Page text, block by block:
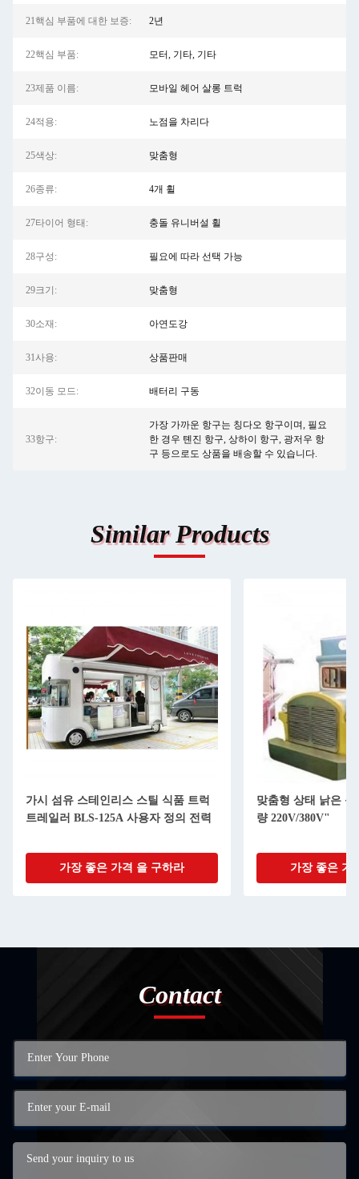
21핵심 부품에 대한 보증: 2년
22핵심 부품: 모터, 기타, 기타
23제품 이름: 모바일 헤어 살롱 트럭
24적용: 노점을 차리다
25색상: 맞춤형
26종류: 4개 휠
27타이어 형태: 충돌 유니버설 휠
28구성: 필요에 따라 선택 가능
29크기: 맞춤형
30소재: 아연도강
31사용: 상품판매
32이동 모드: 배터리 구동
33항구:
가장 가까운 항구는 칭다오 항구이며, 필요
한 경우 톈진 항구, 상하이 항구, 광저우 항
구 등으로도 상품을 배송할 수 있습니다.
Similar Products
맞춤형 상태 낡은 음식 트럭 600kg 용
량 220V/380V"
가장 좋은 가격 을 구하라
전압 220V/380V 사
150-400kg/h
가장 좋은 가
Contact